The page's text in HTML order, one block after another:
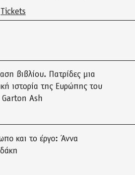
Tickets
βιβλίου. Πατρίδες μια
ιστορία της Ευρώπης του
Ash
και το έργο: Άννα